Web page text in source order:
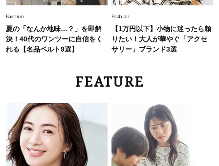
Fashion
夏の「なんか地味…？」を即解
決！40代のワンツーに自信をく
れる【名品ベルト9選】
Fashion
【1万円以下】小物に迷ったら頼
りたい！大人が華やぐ「アクセ
サリー」ブランド3選
FEATURE